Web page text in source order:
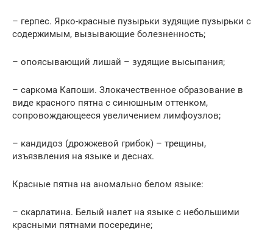
– герпес. Ярко-красные пузырьки зудящие пузырьки с
содержимым, вызывающие болезненность;
– опоясывающий лишай – зудящие высыпания;
– саркома Капоши. Злокачественное образование в
виде красного пятна с синюшным оттенком,
сопровождающееся увеличением лимфоузлов;
– кандидоз (дрожжевой грибок) – трещины,
изъязвления на языке и деснах.
Красные пятна на аномально белом языке:
– скарлатина. Белый налет на языке с небольшими
красными пятнами посередине;